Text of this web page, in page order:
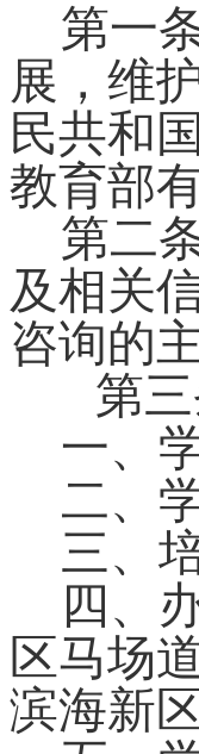
第一
展，维
民共和
教育部
第二
及相关
咨询的
第
一、
二、
三、
四 、
区马场
滨海新